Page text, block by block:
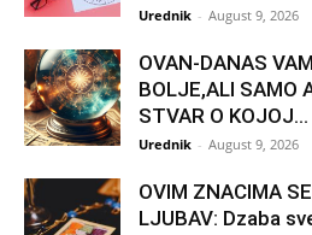
Urednik - August 9, 2026
OVAN-DANAS
BOLJE,ALI SAMO
STVAR O KOJOJ...
Urednik - August 9, 2026
OVIM ZNACIMA
LJUBAV: Dzaba